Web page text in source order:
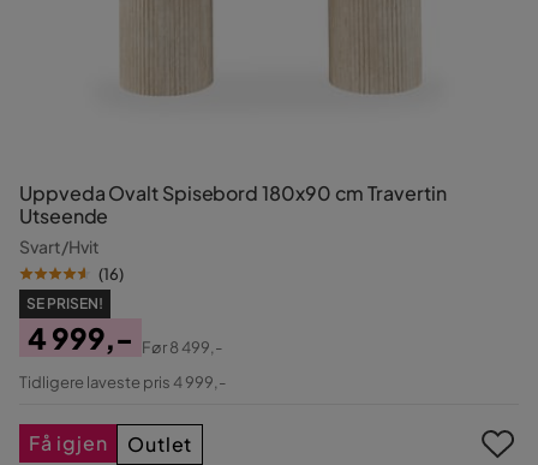
Uppveda Ovalt Spisebord 180x90 cm Travertin
Utseende
Svart/Hvit
(16)
SE PRISEN!
Pris
4 999,-
Original
Før8 499,-
Tidligere laveste pris 4 999,-
Få igjen Outlet